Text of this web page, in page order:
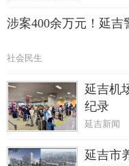
涉案400余万元！延
社会民生
延吉机
纪录
延吉新闻
延吉市